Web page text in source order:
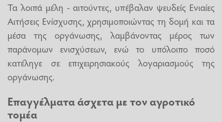
Τα λοιπά μέλη - αιτούντες, υπέβαλαν ψευδείς Ενιαίες
Αιτήσεις Ενίσχυσης, χρησιμοποιώντας τη δομή και τα
μέσα της οργάνωσης, λαμβάνοντας μέρος των
παράνομων ενισχύσεων, ενώ το υπόλοιπο ποσό
κατέληγε σε επιχειρησιακούς λογαριασμούς της
οργάνωσης.
Επαγγέλματα άσχετα με τον αγροτικό
τομέα